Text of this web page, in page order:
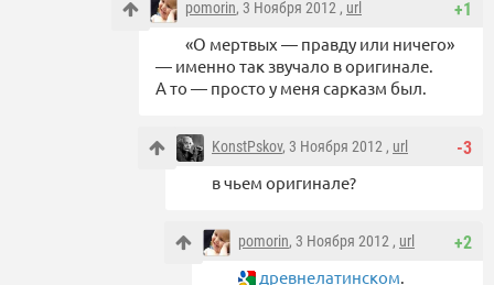
+1
pomorin, 3 Ноября 2012 , url
«О мертвых — правду или ничего»
— именно так звучало в оригинале.
А то — просто у меня сарказм был.
-3
KonstPskov, 3 Ноября 2012 , url
в чьем оригинале?
+2
pomorin, 3 Ноября 2012 , url
древнелатинском.